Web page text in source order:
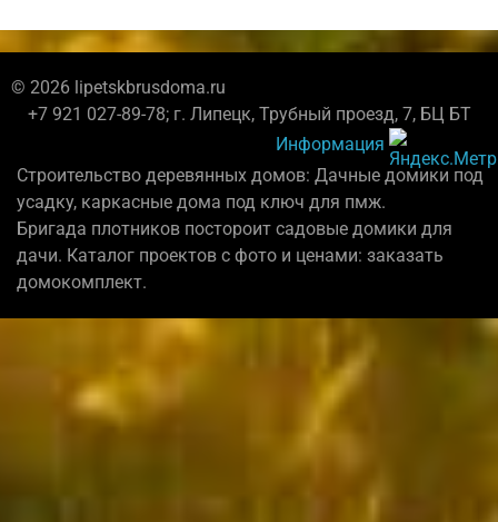
© 2026 lipetskbrusdoma.ru
+7 921 027-89-78; г. Липецк, Трубный проезд, 7, БЦ БТ
Информация
Строительство деревянных домов: Дачные домики под
усадку, каркасные дома под ключ для пмж.
Бригада плотников постороит садовые домики для
дачи. Каталог проектов с фото и ценами: заказать
домокомплект.